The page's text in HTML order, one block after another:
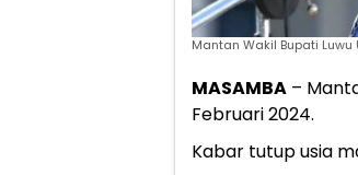
Mantan Wakil Bupati Luwu
MASAMBA –
Februari 2024.
Kabar tutup usia